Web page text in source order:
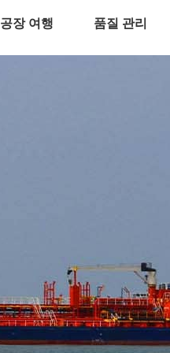
공장 여행 품질 관리